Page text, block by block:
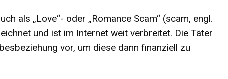
als „Love“- oder „Romance Scam“ (scam, engl.
und ist im Internet weit verbreitet. Die Täter
vor, um diese dann finanziell zu